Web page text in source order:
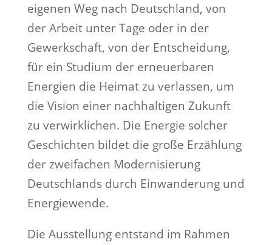
eigenen Weg nach Deutschland, von
der Arbeit unter Tage oder in der
Gewerkschaft, von der Entscheidung,
für ein Studium der erneuerbaren
Energien die Heimat zu verlassen, um
die Vision einer nachhaltigen Zukunft
zu verwirklichen. Die Energie solcher
Geschichten bildet die große Erzählung
der zweifachen Modernisierung
Deutschlands durch Einwanderung und
Energiewende.
Die Ausstellung entstand im Rahmen